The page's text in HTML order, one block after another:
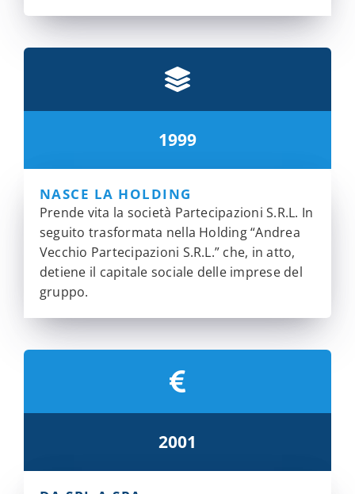
1999
NASCE LA HOLDING
Prende vita la società Partecipazioni S.R.L. In
seguito trasformata nella Holding “Andrea
Vecchio Partecipazioni S.R.L.” che, in atto,
detiene il capitale sociale delle imprese del
gruppo.
2001